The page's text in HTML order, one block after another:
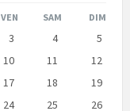
VEN SAM DIM
3 4
5
10 11
12
17 18
19
24 25
26